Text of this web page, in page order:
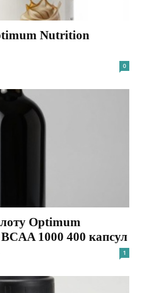
Nutrition
0
Optimum
1000 400 капсул
1